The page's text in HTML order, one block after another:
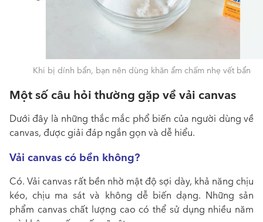
Khi bị dính bẩn, bạn nên dùng khăn ẩm chấm nhẹ vết bẩn
Một số câu hỏi thường gặp về vải canvas
Dưới đây là những thắc mắc phổ biến của người dùng về
canvas, được giải đáp ngắn gọn và dễ hiểu.
Vải canvas có bền không?
Có. Vải canvas rất bền nhờ mật độ sợi dày, khả năng chịu
kéo, chịu ma sát và không dễ biến dạng. Những sản
phẩm canvas chất lượng cao có thể sử dụng nhiều năm